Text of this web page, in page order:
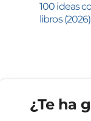
100 ideas
libros (2026)
¿Te ha